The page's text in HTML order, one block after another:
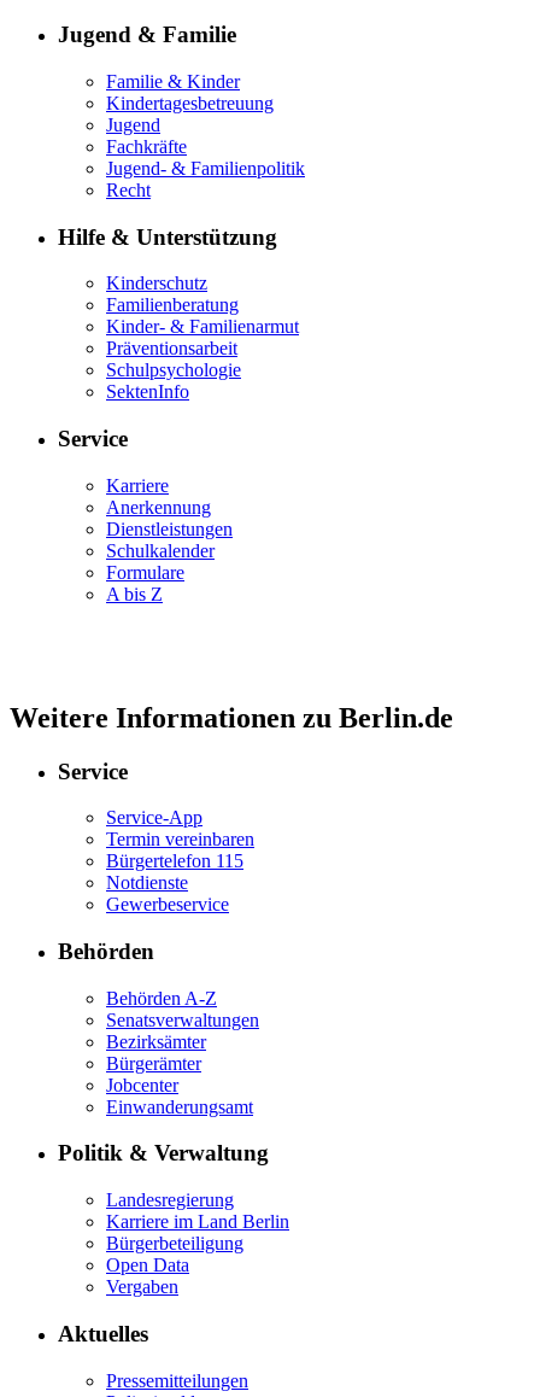
Jugend & Familie
Familie & Kinder
Kindertagesbetreuung
Jugend
Fachkräfte
Jugend- & Familienpolitik
Recht
Hilfe & Unterstützung
Kinderschutz
Familienberatung
Kinder- & Familienarmut
Präventionsarbeit
Schulpsychologie
SektenInfo
Service
Karriere
Anerkennung
Dienstleistungen
Schulkalender
Formulare
A bis Z
Weitere Informationen zu Berlin.de
Service
Service-App
Termin vereinbaren
Bürgertelefon 115
Notdienste
Gewerbeservice
Behörden
Behörden A-Z
Senatsverwaltungen
Bezirksämter
Bürgerämter
Jobcenter
Einwanderungsamt
Politik & Verwaltung
Landesregierung
Karriere im Land Berlin
Bürgerbeteiligung
Open Data
Vergaben
Aktuelles
Pressemitteilungen